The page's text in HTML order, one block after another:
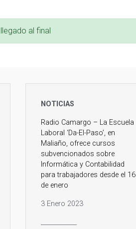
al final
NOTICIAS
Radio Camargo – La Escuela
Laboral ‘Da-El-Paso’, en
Maliaño, ofrece cursos
subvencionados sobre
Informática y Contabilidad
para trabajadores desde el 16
de enero
3 Enero 2023